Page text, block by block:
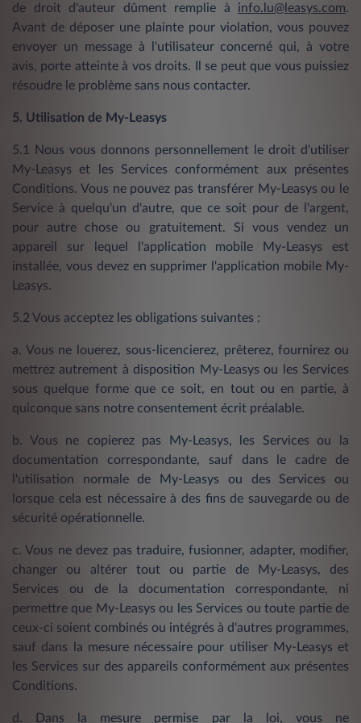
de droit d'auteur dûment remplie à info.lu@leasys.com.
Avant de déposer une plainte pour violation, vous pouvez
envoyer un message à l'utilisateur concerné qui, à votre
avis, porte atteinte à vos droits. Il se peut que vous puissiez
résoudre le problème sans nous contacter.
5. Utilisation de My-Leasys
5.1 Nous vous donnons personnellement le droit d'utiliser
My-Leasys et les Services conformément aux présentes
Conditions. Vous ne pouvez pas transférer My-Leasys ou le
Service à quelqu'un d'autre, que ce soit pour de l'argent,
pour autre chose ou gratuitement. Si vous vendez un
appareil sur lequel l'application mobile My-Leasys est
installée, vous devez en supprimer l'application mobile My-
Leasys.
5.2 Vous acceptez les obligations suivantes :
a. Vous ne louerez, sous-licencierez, prêterez, fournirez ou
mettrez autrement à disposition My-Leasys ou les Services
sous quelque forme que ce soit, en tout ou en partie, à
quiconque sans notre consentement écrit préalable.
b. Vous ne copierez pas My-Leasys, les Services ou la
documentation correspondante, sauf dans le cadre de
l'utilisation normale de My-Leasys ou des Services ou
lorsque cela est nécessaire à des fins de sauvegarde ou de
sécurité opérationnelle.
c. Vous ne devez pas traduire, fusionner, adapter, modifier,
changer ou altérer tout ou partie de My-Leasys, des
Services ou de la documentation correspondante, ni
permettre que My-Leasys ou les Services ou toute partie de
ceux-ci soient combinés ou intégrés à d'autres programmes,
sauf dans la mesure nécessaire pour utiliser My-Leasys et
les Services sur des appareils conformément aux présentes
Conditions.
d. Dans la mesure permise par la loi, vous ne